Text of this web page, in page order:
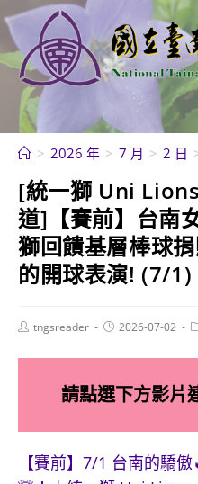
跳
轉
至
內
> 2026 年 > 7 月 > 2 日
[統一獅 Uni
道]【賽前】台南
獅回饋基層棒球
的開球表演! (7/1)
Posttngsreader
Post2026-07-02
請點選下方影片
【賽前】7/1 台南的驕